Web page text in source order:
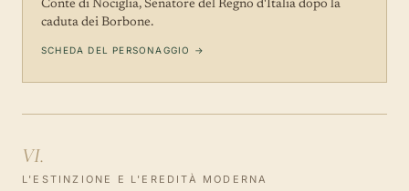
Conte di Nociglia, Senatore del Regno d'Italia dopo la
caduta dei Borbone.
SCHEDA DEL PERSONAGGIO →
VI.
L'ESTINZIONE E L'EREDITÀ MODERNA